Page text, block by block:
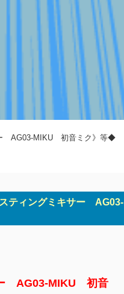
AG03-MIKU 初音ミク》等◆
ティングミキサー AG03-
AG03-MIKU 初音